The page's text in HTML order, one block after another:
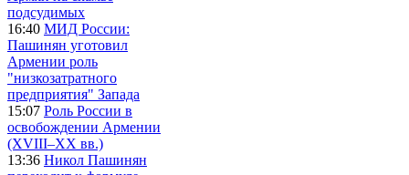
подсудимых
16:40 МИД России:
Пашинян уготовил
Армении роль
"низкозатратного
предприятия" Запада
15:07 Роль России в
освобождении Армении
(XVIII–XX вв.)
13:36 Никол Пашинян